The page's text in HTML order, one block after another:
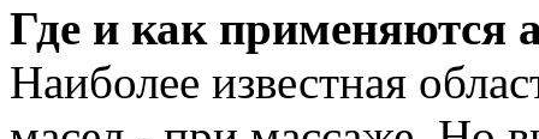
Где и как применяются
Наиболее известная